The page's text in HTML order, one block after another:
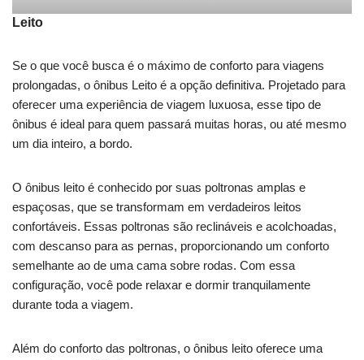
Leito
Se o que você busca é o máximo de conforto para viagens
prolongadas, o ônibus Leito é a opção definitiva. Projetado para
oferecer uma experiência de viagem luxuosa, esse tipo de
ônibus é ideal para quem passará muitas horas, ou até mesmo
um dia inteiro, a bordo.
O ônibus leito é conhecido por suas poltronas amplas e
espaçosas, que se transformam em verdadeiros leitos
confortáveis. Essas poltronas são reclináveis e acolchoadas,
com descanso para as pernas, proporcionando um conforto
semelhante ao de uma cama sobre rodas. Com essa
configuração, você pode relaxar e dormir tranquilamente
durante toda a viagem.
Além do conforto das poltronas, o ônibus leito oferece uma